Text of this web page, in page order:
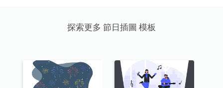
探索更多 節日插圖 模板